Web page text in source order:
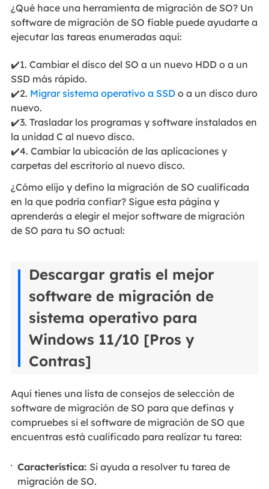
¿Qué hace una herramienta de migración de SO? Un
software de migración de SO fiable puede ayudarte a
ejecutar las tareas enumeradas aquí:
✔️1. Cambiar el disco del SO a un nuevo HDD o a un
SSD más rápido.
✔️2. Migrar sistema operativo a SSDo a un disco duro
nuevo.
✔️3. Trasladar los programas y software instalados en
la unidad C al nuevo disco.
✔️4. Cambiar la ubicación de las aplicaciones y
carpetas del escritorio al nuevo disco.
¿Cómo elijo y defino la migración de SO cualificada
en la que podría confiar? Sigue esta página y
aprenderás a elegir el mejor software de migración
de SO para tu SO actual:
Descargar gratis el mejor
software de migración de
sistema operativo para
Windows 11/10 [Pros y
Contras]
Aquí tienes una lista de consejos de selección de
software de migración de SO para que definas y
compruebes si el software de migración de SO que
encuentras está cualificado para realizar tu tarea:
Característica: Si ayuda a resolver tu tarea de
migración de SO.